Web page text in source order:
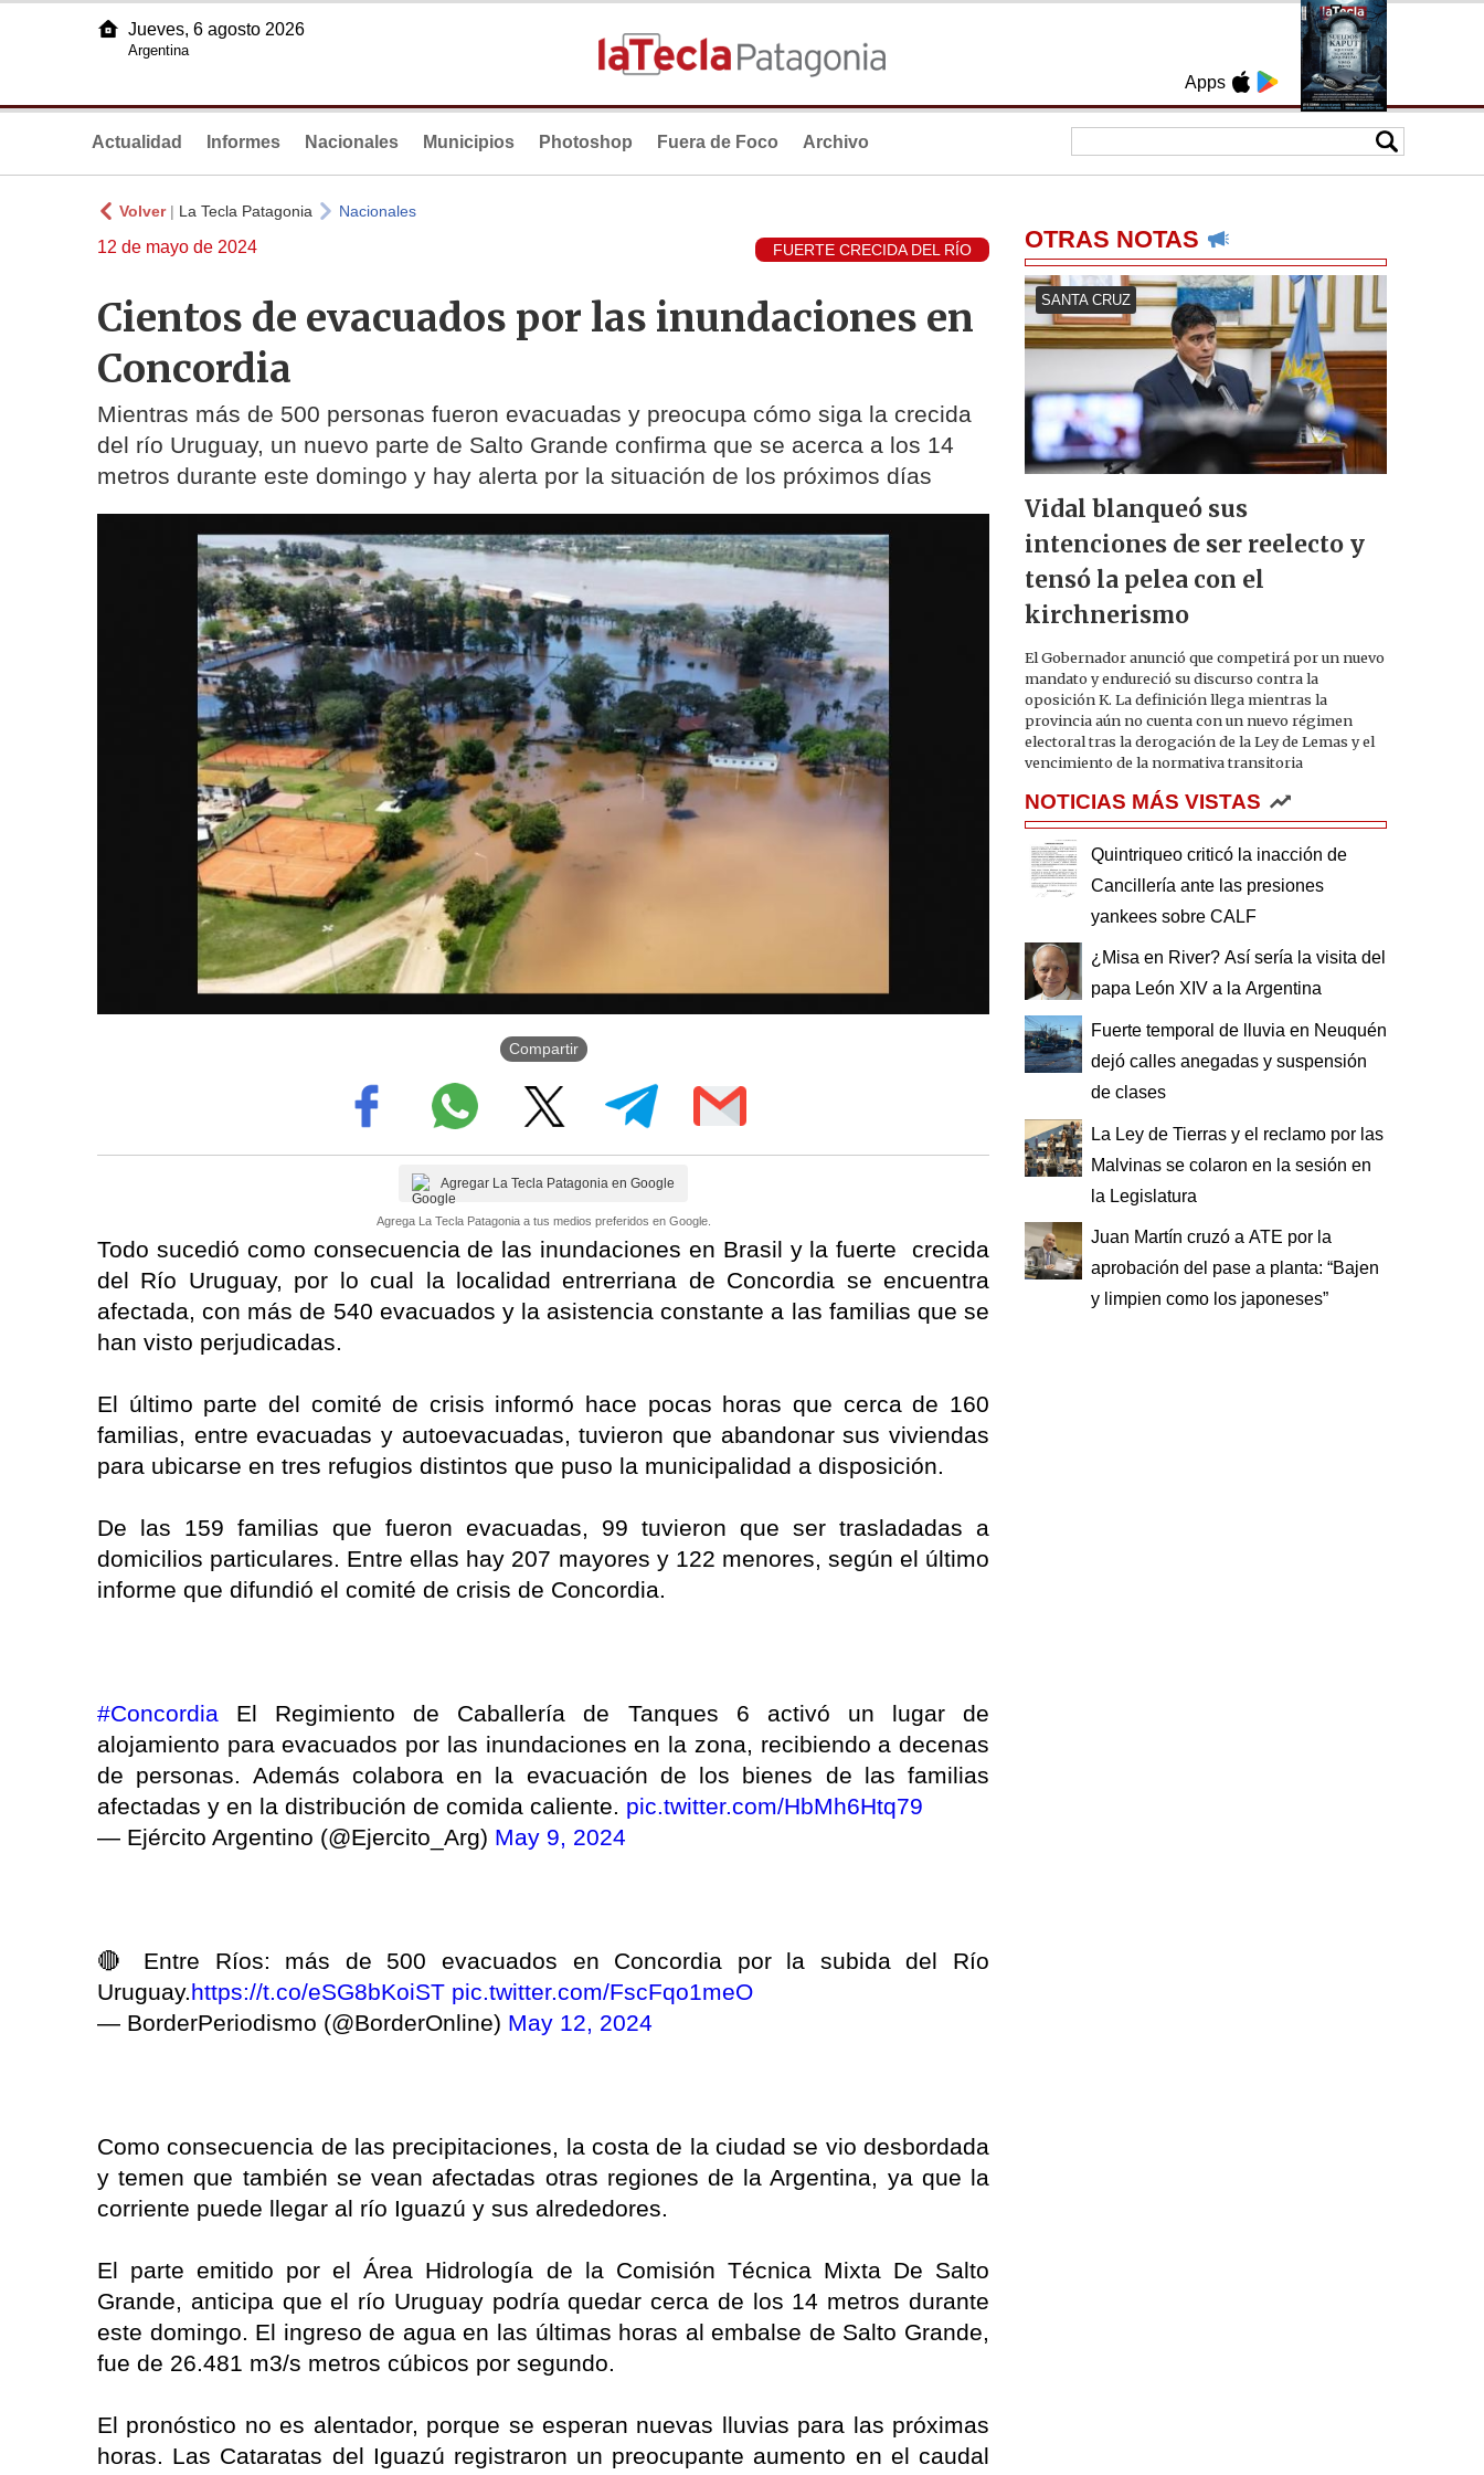
Apps
Jueves, 6 agosto 2026
Argentina
Actualidad Informes Nacionales Municipios Photoshop Fuera de Foco Archivo
Volver| La Tecla Patagonia Nacionales
12 de mayo de 2024 FUERTE CRECIDA DEL RÍO
Cientos de evacuados por las inundaciones en
Concordia
Mientras más de 500 personas fueron evacuadas y preocupa cómo siga la crecida
del río Uruguay, un nuevo parte de Salto Grande confirma que se acerca a los 14
metros durante este domingo y hay alerta por la situación de los próximos días
Compartir
Agregar La Tecla Patagonia en Google
Agrega La Tecla Patagonia a tus medios preferidos en Google.
Todo sucedió como consecuencia de las inundaciones en Brasil y la fuerte crecida
del Río Uruguay, por lo cual la localidad entrerriana de Concordia se encuentra
afectada, con más de 540 evacuados y la asistencia constante a las familias que se
han visto perjudicadas.
El último parte del comité de crisis informó hace pocas horas que cerca de 160
familias, entre evacuadas y autoevacuadas, tuvieron que abandonar sus viviendas
para ubicarse en tres refugios distintos que puso la municipalidad a disposición.
De las 159 familias que fueron evacuadas, 99 tuvieron que ser trasladadas a
domicilios particulares. Entre ellas hay 207 mayores y 122 menores, según el último
informe que difundió el comité de crisis de Concordia.
#Concordia El Regimiento de Caballería de Tanques 6 activó un lugar de
alojamiento para evacuados por las inundaciones en la zona, recibiendo a decenas
de personas. Además colabora en la evacuación de los bienes de las familias
afectadas y en la distribución de comida caliente. pic.twitter.com/HbMh6Htq79
— Ejército Argentino (@Ejercito_Arg) May 9, 2024
🔴 Entre Ríos: más de 500 evacuados en Concordia por la subida del Río
Uruguay. https://t.co/eSG8bKoiST pic.twitter.com/FscFqo1meO
— BorderPeriodismo (@BorderOnline) May 12, 2024
Como consecuencia de las precipitaciones, la costa de la ciudad se vio desbordada
y temen que también se vean afectadas otras regiones de la Argentina, ya que la
corriente puede llegar al río Iguazú y sus alrededores.
El parte emitido por el Área Hidrología de la Comisión Técnica Mixta De Salto
Grande, anticipa que el río Uruguay podría quedar cerca de los 14 metros durante
este domingo. El ingreso de agua en las últimas horas al embalse de Salto Grande,
fue de 26.481 m3/s metros cúbicos por segundo.
El pronóstico no es alentador, porque se esperan nuevas lluvias para las próximas
horas. Las Cataratas del Iguazú registraron un preocupante aumento en el caudal
OTRAS NOTAS
SANTA CRUZ
Vidal blanqueó sus
intenciones de ser reelecto y
tensó la pelea con el
kirchnerismo
El Gobernador anunció que competirá por un nuevo
mandato y endureció su discurso contra la
oposición K. La definición llega mientras la
provincia aún no cuenta con un nuevo régimen
electoral tras la derogación de la Ley de Lemas y el
vencimiento de la normativa transitoria
NOTICIAS MÁS VISTAS
Quintriqueo criticó la inacción de
Cancillería ante las presiones
yankees sobre CALF
¿Misa en River? Así sería la visita del
papa León XIV a la Argentina
Fuerte temporal de lluvia en Neuquén
dejó calles anegadas y suspensión
de clases
La Ley de Tierras y el reclamo por las
Malvinas se colaron en la sesión en
la Legislatura
Juan Martín cruzó a ATE por la
aprobación del pase a planta: “Bajen
y limpien como los japoneses”